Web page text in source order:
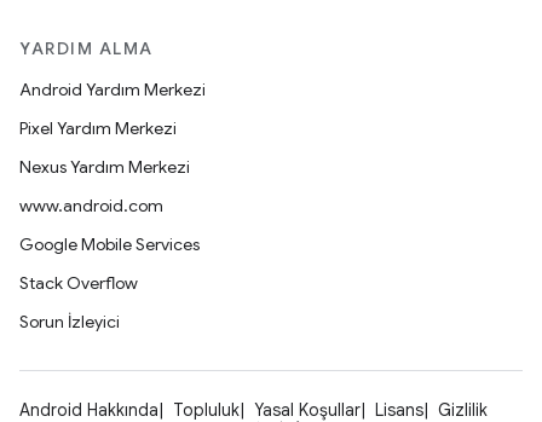
YARDIM ALMA
Android Yardım Merkezi
Pixel Yardım Merkezi
Nexus Yardım Merkezi
www.android.com
Google Mobile Services
Stack Overflow
Sorun İzleyici
Android Hakkında Topluluk Yasal Koşullar Lisans
Gizlilik